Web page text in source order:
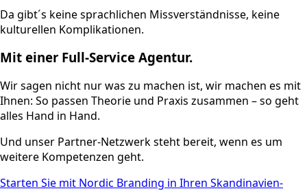
Da gibt´s keine sprachlichen Missverständnisse, keine
kulturellen Komplikationen.
Mit einer Full-Service Agentur.
Wir sagen nicht nur was zu machen ist, wir machen es mit
Ihnen: So passen Theorie und Praxis zusammen – so geht
alles Hand in Hand.
Und unser Partner-Netzwerk steht bereit, wenn es um
weitere Kompetenzen geht.
Starten Sie mit Nordic Branding in Ihren Skandinavien-